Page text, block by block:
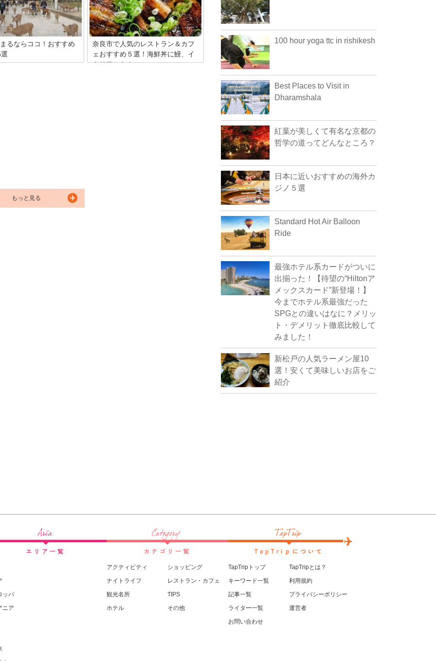
るならココ！おすすめ
奈良市で人気のレストラン＆カフ
ェおすすめ５選！海鮮丼に鰻、イ
タリアンも！
もっと見る
100 hour yoga ttc in rishikesh
Best Places to Visit in
Dharamshala
紅葉が美しくて有名な京都の
哲学の道ってどんなところ？
日本に近いおすすめの海外カ
ジノ５選
Standard Hot Air Balloon
Ride
最強ホテル系カードがついに
出揃った！【待望の“Hiltonア
メックスカード”新登場！】
今までホテル系最強だった
SPGとの違いはなに？メリッ
ト・デメリット徹底比較して
みました！
新松戸の人気ラーメン屋10
選！安くて美味しいお店をご
紹介
ッパ
ニア
アクティビティ
ナイトライフ
観光名所
ホテル
ショッピング
レストラン・カフェ
TIPS
その他
TapTripトップ
キーワード一覧
記事一覧
ライター一覧
お問い合わせ
TapTripとは？
利用規約
プライバシーポリシー
運営者